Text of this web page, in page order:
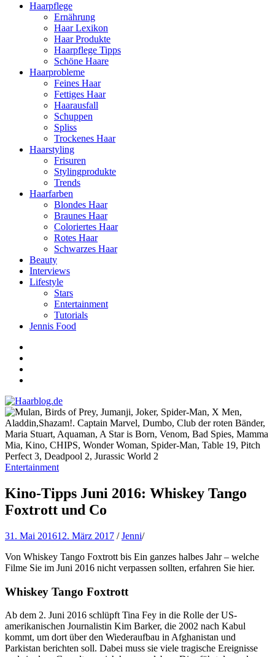
Haarpflege
Ernährung
Haar Lexikon
Haar Produkte
Haarpflege Tipps
Schöne Haare
Haarprobleme
Feines Haar
Fettiges Haar
Haarausfall
Schuppen
Spliss
Trockenes Haar
Haarstyling
Frisuren
Stylingprodukte
Trends
Haarfarben
Blondes Haar
Braunes Haar
Coloriertes Haar
Rotes Haar
Schwarzes Haar
Beauty
Interviews
Lifestyle
Stars
Entertainment
Tutorials
Jennis Food
Haarblog.de
Haarpflege | Haarstyling | Beauty | Entertainment
Entertainment
Kino-Tipps Juni 2016: Whiskey Tango
Foxtrott und Co
31. Mai 201612. März 2017 /Jenni/
Von Whiskey Tango Foxtrott bis Ein ganzes halbes Jahr – welche
Filme Sie im Juni 2016 nicht verpassen sollten, erfahren Sie hier.
Whiskey Tango Foxtrott
Ab dem 2. Juni 2016 schlüpft Tina Fey in die Rolle der US-
amerikanischen Journalistin Kim Barker, die 2002 nach Kabul
kommt, um dort über den Wiederaufbau in Afghanistan und
Parkistan berichten soll. Dabei muss sie viele tragische Ereignisse